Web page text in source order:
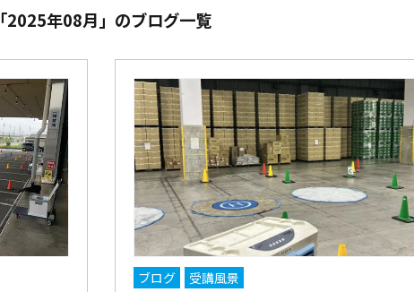
「2025年08月」のブログ一覧
ブログ 受講風景